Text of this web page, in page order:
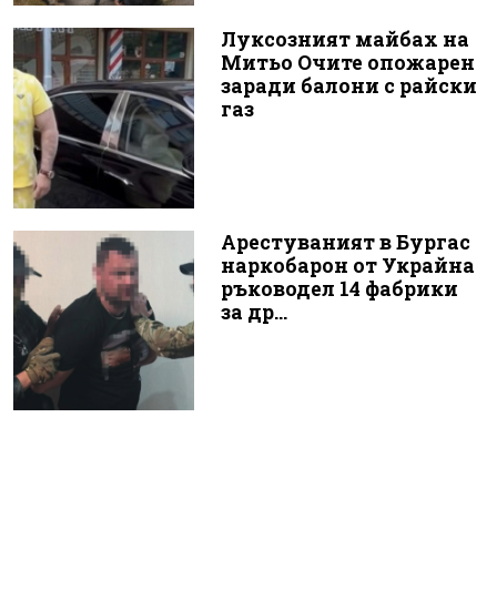
Луксозният майбах на
Митьо Очите опожарен
заради балони с райски
газ
Арестуваният в Бургас
наркобарон от Украйна
ръководел 14 фабрики
за др...